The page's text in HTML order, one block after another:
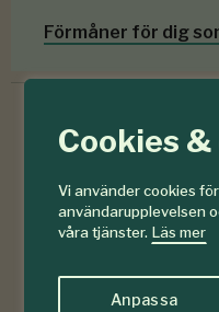
Cookies
Vi använder cookies
användarupplevelsen
våra tjänster. Läs mer
Anpassa
Förmåner för dig